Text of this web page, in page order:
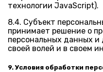
технологии JavaScript).
8.4. Субъект
принимает решение о
персональных данных и
своей волей и в своем
9. Условия обработки